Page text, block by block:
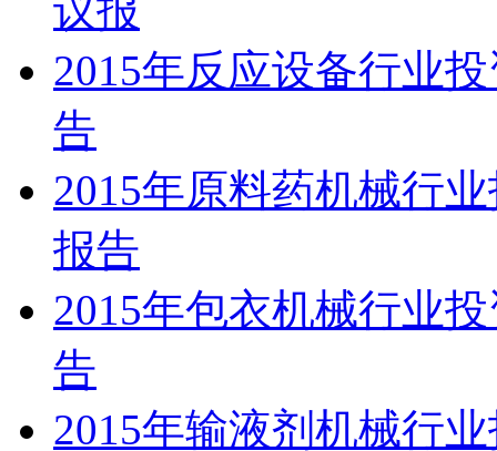
议报
2015年反应设备行业
告
2015年原料药机械行
报告
2015年包衣机械行业
告
2015年输液剂机械行